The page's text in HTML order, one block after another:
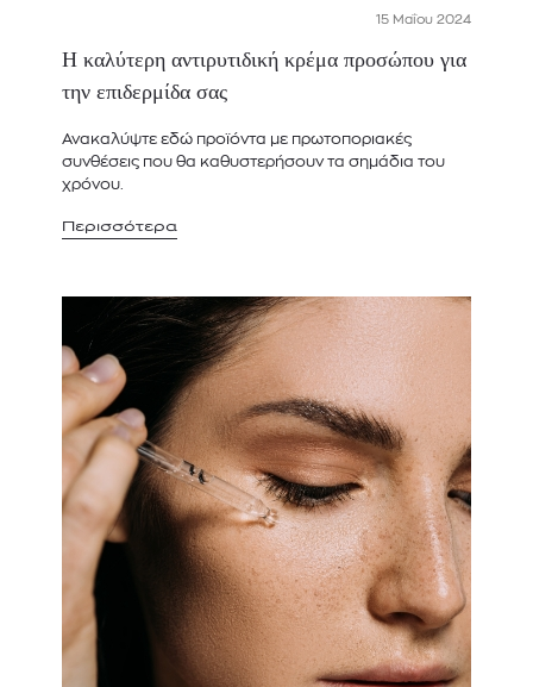
15 Μαΐου 2024
Η καλύτερη αντιρυτιδική κρέμα προσώπου για
την επιδερμίδα σας
Ανακαλύψτε εδώ προϊόντα με πρωτοποριακές
συνθέσεις που θα καθυστερήσουν τα σημάδια του
χρόνου.
Περισσότερα